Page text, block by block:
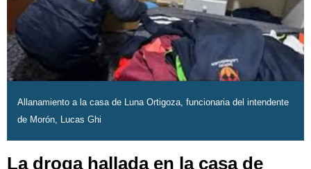
Allanamiento a la casa de Luna Ortigoza, funcionaria del intendente
de Morón, Lucas Ghi
La droga hallada en la casa de